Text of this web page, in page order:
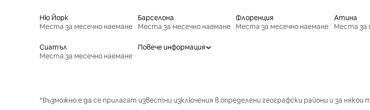
Ню Йорк
Места за месечно наемане
Барселона
Места за месечно наемане
Флоренция
Места за месечно наемане
Атина
Места за
Сиатъл
Места за месечно наемане
Повече информация
*Възможно е да се прилагат известни изключения в определени географски райони и за някои